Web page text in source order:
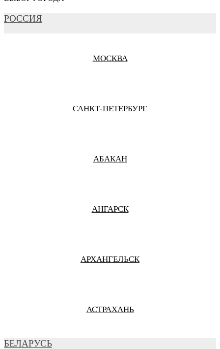
РОССИЯ
МОСКВА
САНКТ-ПЕТЕРБУРГ
АБАКАН
АНГАРСК
АРХАНГЕЛЬСК
АСТРАХАНЬ
БЕЛАРУСЬ